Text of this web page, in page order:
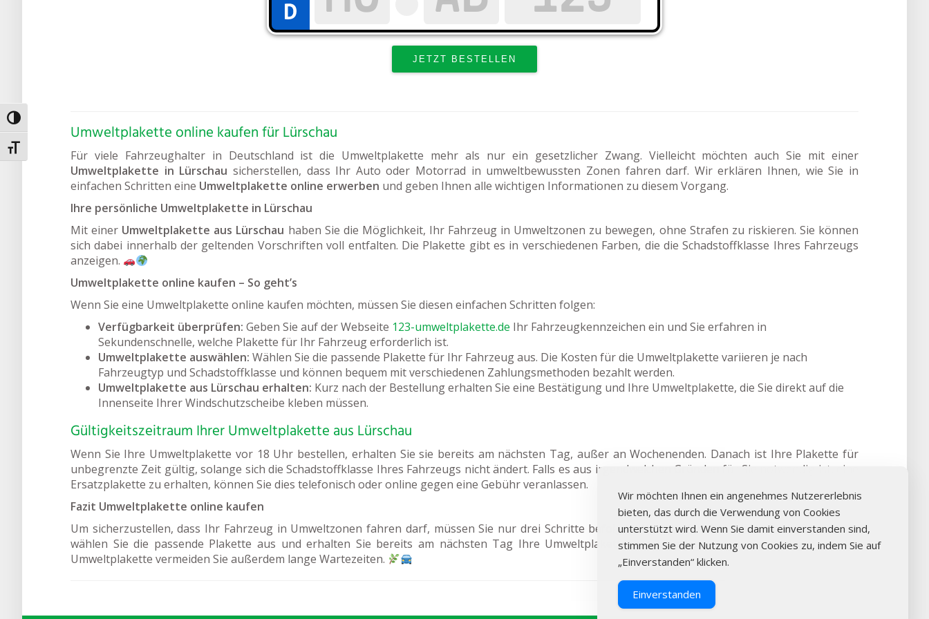
Umschalten auf hohe Kontraste
Schrift vergrößern
Umweltplakette online kaufen für Lürschau
Für viele Fahrzeughalter in Deutschland ist die Umweltplakette mehr als nur ein gesetzlicher Zwang. Vielleicht möchten auch Sie mit einer
Umweltplakette in Lürschau sicherstellen, dass Ihr Auto oder Motorrad in umweltbewussten Zonen fahren darf. Wir erklären Ihnen, wie Sie in
einfachen Schritten eine Umweltplakette online erwerben und geben Ihnen alle wichtigen Informationen zu diesem Vorgang.
Ihre persönliche Umweltplakette in Lürschau
Mit einer Umweltplakette aus Lürschau haben Sie die Möglichkeit, Ihr Fahrzeug in Umweltzonen zu bewegen, ohne Strafen zu riskieren. Sie können
sich dabei innerhalb der geltenden Vorschriften voll entfalten. Die Plakette gibt es in verschiedenen Farben, die die Schadstoffklasse Ihres Fahrzeugs
anzeigen.
Umweltplakette online kaufen – So geht’s
Wenn Sie eine Umweltplakette online kaufen möchten, müssen Sie diesen einfachen Schritten folgen:
Verfügbarkeit überprüfen: Geben Sie auf der Webseite 123-umweltplakette.de Ihr Fahrzeugkennzeichen ein und Sie erfahren in
Sekundenschnelle, welche Plakette für Ihr Fahrzeug erforderlich ist.
Umweltplakette auswählen: Wählen Sie die passende Plakette für Ihr Fahrzeug aus. Die Kosten für die Umweltplakette variieren je nach
Fahrzeugtyp und Schadstoffklasse und können bequem mit verschiedenen Zahlungsmethoden bezahlt werden.
Umweltplakette aus Lürschau erhalten: Kurz nach der Bestellung erhalten Sie eine Bestätigung und Ihre Umweltplakette, die Sie direkt auf die
Innenseite Ihrer Windschutzscheibe kleben müssen.
Gültigkeitszeitraum Ihrer Umweltplakette aus Lürschau
Wenn Sie Ihre Umweltplakette vor 18 Uhr bestellen, erhalten Sie sie bereits am nächsten Tag, außer an Wochenenden. Danach ist Ihre Plakette für
unbegrenzte Zeit gültig, solange sich die Schadstoffklasse Ihres Fahrzeugs nicht ändert. Falls es aus irgendwelchen Gründen für Sie notwendig ist, eine
Ersatzplakette zu erhalten, können Sie dies telefonisch oder online gegen eine Gebühr veranlassen.
Fazit Umweltplakette online kaufen
Um sicherzustellen, dass Ihr Fahrzeug in Umweltzonen fahren darf, müssen Sie nur drei Schritte befolgen: Überprüfen Sie online die Verfügbarkeit,
wählen Sie die passende Plakette aus und erhalten Sie bereits am nächsten Tag Ihre Umweltplakette aus Lürschau. Durch den Online-Kauf der
Umweltplakette vermeiden Sie außerdem lange Wartezeiten.
Wir möchten Ihnen ein angenehmes Nutzererlebnis
bieten, das durch die Verwendung von Cookies
unterstützt wird. Wenn Sie damit einverstanden sind,
stimmen Sie der Nutzung von Cookies zu, indem Sie auf
„Einverstanden“ klicken.
Einverstanden